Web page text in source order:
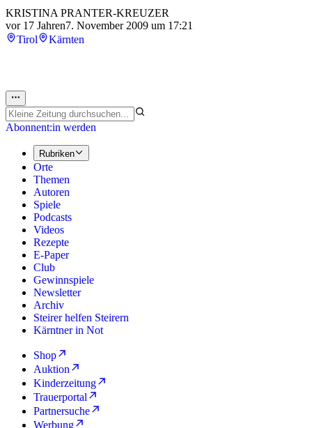
KRISTINA PRANTER-KREUZER
vor 17 Jahren7. November 2009 um 17:21
Tirol
Kärnten
Abonnent:in werden
Rubriken
Orte
Themen
Autoren
Spiele
Podcasts
Videos
Rezepte
E-Paper
Club
Gewinnspiele
Newsletter
Archiv
Steirer helfen Steirern
Kärntner in Not
Shop
Auktion
Kinderzeitung
Trauerportal
Partnersuche
Werbung